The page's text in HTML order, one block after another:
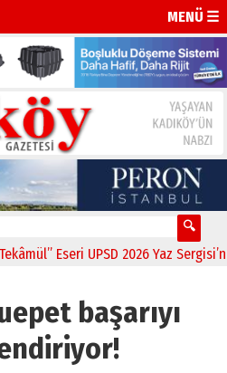
MENÜ ☰
Eseri UPSD 2026 Yaz
başarıyı